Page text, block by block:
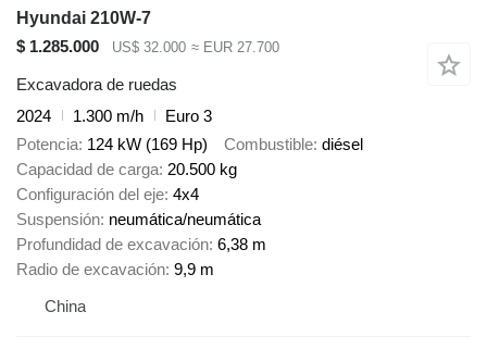
Hyundai 210W-7
$ 1.285.000
US$ 32.000 ≈ EUR 27.700
Excavadora de ruedas
2024
1.300 m/h
Euro 3
Potencia 124 kW (169 Hp) Combustible diésel
Capacidad de carga 20.500 kg
Configuración del eje 4x4
Suspensión neumática/neumática
Profundidad de excavación 6,38 m
Radio de excavación 9,9 m
China